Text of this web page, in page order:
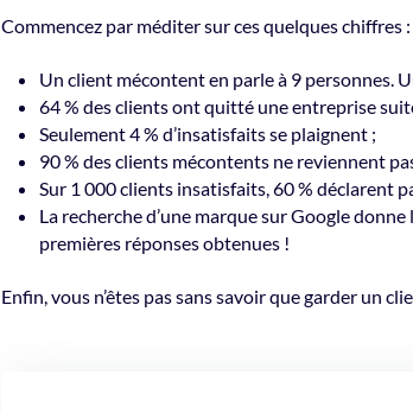
Commencez par méditer sur ces quelques chiffres :
Un client mécontent en parle à 9 personnes.
64 % des clients ont quitté une entreprise
Seulement 4 % d’insatisfaits se plaignent ;
90 % des clients mécontents ne reviennent
Sur 1 000 clients insatisfaits, 60 % déclarent
La recherche d’une marque sur Google donne
premières réponses obtenues !
Enfin, vous n’êtes pas sans savoir que garder un